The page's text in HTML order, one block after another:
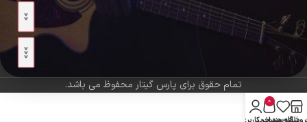
تمام حقوق برای پارس گیتار محفوظ می باشد.
0